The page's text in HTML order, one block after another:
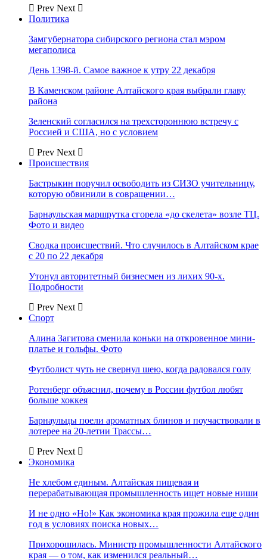
Prev Next
Политика
Замгубернатора сибирского региона стал мэром
мегаполиса
День 1398-й. Самое важное к утру 22 декабря
В Каменском районе Алтайского края выбрали главу
района
Зеленский согласился на трехстороннюю встречу с
Россией и США, но с условием
Prev Next
Происшествия
Бастрыкин поручил освободить из СИЗО учительницу,
которую обвинили в совращении…
Барнаульская маршрутка сгорела «до скелета» возле ТЦ.
Фото и видео
Сводка происшествий. Что случилось в Алтайском крае
с 20 по 22 декабря
Утонул авторитетный бизнесмен из лихих 90-х.
Подробности
Prev Next
Спорт
Алина Загитова сменила коньки на откровенное мини-
платье и гольфы. Фото
Футболист чуть не свернул шею, когда радовался голу
Ротенберг объяснил, почему в России футбол любят
больше хоккея
Барнаульцы поели ароматных блинов и поучаствовали в
лотерее на 20-летии Трассы…
Prev Next
Экономика
Не хлебом единым. Алтайская пищевая и
перерабатывающая промышленность ищет новые ниши
И не одно «Но!» Как экономика края прожила еще один
год в условиях поиска новых…
Прихорошилась. Министр промышленности Алтайского
края — о том, как изменился реальный…